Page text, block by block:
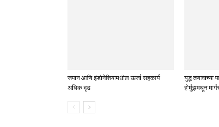
जपान आणि इंडोनेशियामधील ऊर्जा सहकार्य
अधिक दृढ
युद्ध तणावाच्या
होर्मुझमधून